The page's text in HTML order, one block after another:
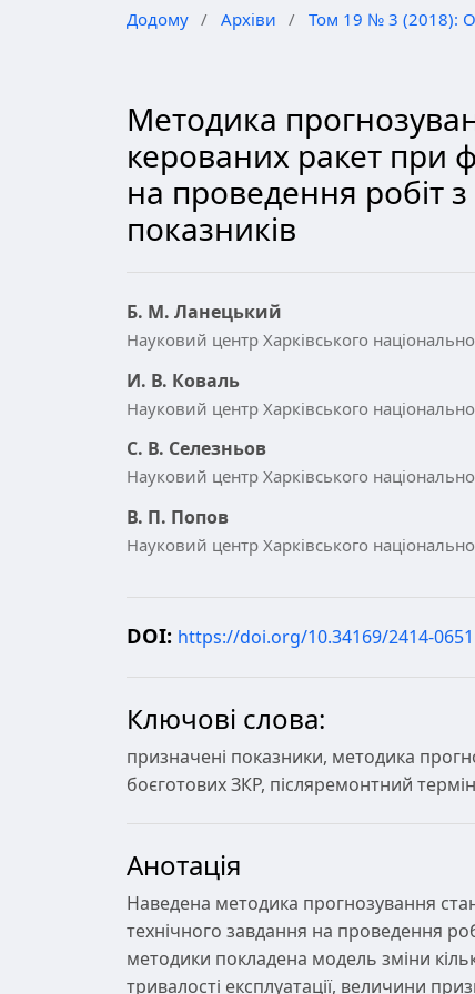
Додому / Архіви / Том 19 № 3 (2018):
Методика
керованих ракет при
на проведення робіт
показників
Б. М. Ланецький
Науковий центр Харківського
И. В. Коваль
Науковий центр Харківського
С. В. Селезньов
Науковий центр Харківського
В. П. Попов
Науковий центр Харківського
DOI: https://doi.org/10.34169/2414-
Ключові слова:
призначені показники, методика
боєготових ЗКР, післяремонтний
Анотація
Наведена методика прогнозування
технічного завдання на проведення
методики покладена модель зміни
тривалості експлуатації, величини